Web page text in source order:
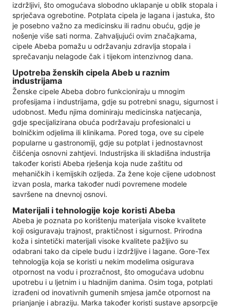
izdržljivi, što omogućava slobodno uklapanje u oblik stopala i
sprječava ogrebotine. Potplata cipela je lagana i jastuka, što
je posebno važno za medicinsku ili radnu obuću, gdje je
nošenje više sati norma. Zahvaljujući ovim značajkama,
cipele Abeba pomažu u održavanju zdravlja stopala i
sprečavanju nelagode čak i tijekom intenzivnog dana.
Upotreba ženskih cipela Abeb u raznim
industrijama
Ženske cipele Abeba dobro funkcioniraju u mnogim
profesijama i industrijama, gdje su potrebni snagu, sigurnost i
udobnost. Među njima dominiraju medicinska natjecanja,
gdje specijalizirana obuća podržavaju profesionalci u
bolničkim odjelima ili klinikama. Pored toga, ove su cipele
popularne u gastronomiji, gdje su potplat i jednostavnost
čišćenja osnovni zahtjevi. Industrijska ili skladišna industrija
također koristi Abeba rješenja koja nude zaštitu od
mehaničkih i kemijskih ozljeda. Za žene koje cijene udobnost
izvan posla, marka također nudi povremene modele
savršene na dnevnoj osnovi.
Materijali i tehnologije koje koristi Abeba
Abeba je poznata po korištenju materijala visoke kvalitete
koji osiguravaju trajnost, praktičnost i sigurnost. Prirodna
koža i sintetički materijali visoke kvalitete pažljivo su
odabrani tako da cipele budu i izdržljive i lagane. Gore-Tex
tehnologija koja se koristi u nekim modelima osigurava
otpornost na vodu i prozračnost, što omogućava udobnu
upotrebu i u ljetnim i u hladnijim danima. Osim toga, potplati
izrađeni od inovativnih gumenih smjesa jamče otpornost na
prianjanje i abraziju. Marka također koristi sustave apsorpcije